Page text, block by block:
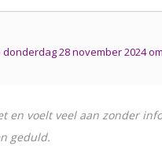
donderdag 28 november 2024
en voelt veel aan zonder
geduld.